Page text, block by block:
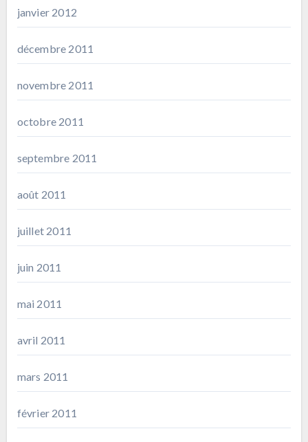
janvier 2012
décembre 2011
novembre 2011
octobre 2011
septembre 2011
août 2011
juillet 2011
juin 2011
mai 2011
avril 2011
mars 2011
février 2011